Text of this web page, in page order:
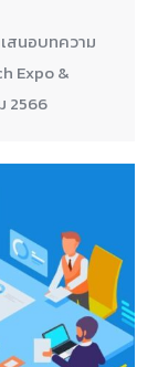
สนอบทความ
Expo &
2566